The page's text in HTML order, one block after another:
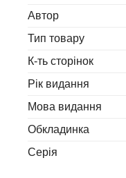
Автор
Тип товару
К-ть сторінок
Рік видання
Мова видання
Обкладинка
Серія